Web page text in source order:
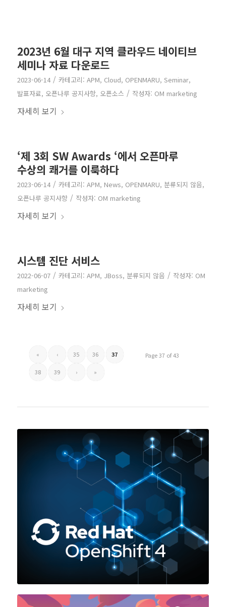
2023년 6월 대구 지역 클라우드 네이티브
세미나 자료 다운로드
2023-06-14 / 카테고리: APM, Cloud, OPENMARU, Seminar,
발표자료, 오픈나루 공지사항, 오픈소스 / 작성자: OM marketing
자세히 보기
‘제 3회 SW Awards ‘에서 오픈마루
수상의 쾌거를 이룩하다
2023-06-14 / 카테고리: APM, News, OPENMARU, 분류되지 않음,
오픈나루 공지사항 / 작성자: OM marketing
자세히 보기
시스템 진단 서비스
2022-06-07 / 카테고리: APM, JBoss, 분류되지 않음 / 작성자: OM
marketing
자세히 보기
Page 37 of 43
« ‹ 35 36 37
38 39 › »